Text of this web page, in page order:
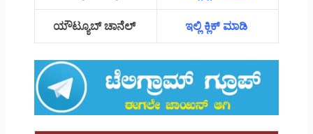
ಯೌಟ್ಯೂಬ್ ಚಾನೆಲ್ ಇಲ್ಲಿ ಕ್ಲಿಕ್ ಮಾಡಿ